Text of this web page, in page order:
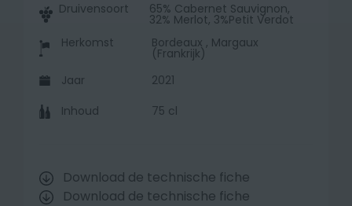
Druivensoort 65% Cabernet Sauvignon,
32% Merlot, 3%Petit Verdot
Herkomst
Bordeaux , Margaux
(Frankrijk)
Jaar
2021
Inhoud
75 cl
Download de technische fiche
Download de technische fiche